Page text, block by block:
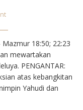
18:50; 22:23
mewartakan
PENGANTAR:
atas kebangkitan
Yahudi dan
mereka yakin